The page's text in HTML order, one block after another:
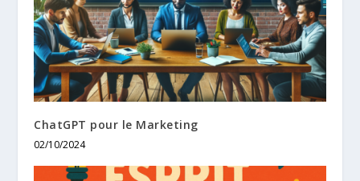
ChatGPT pour le Marketing
02/10/2024